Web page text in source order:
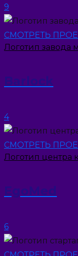
9
СМОТРЕТЬ
Логотип завода
Barlock
4
СМОТРЕТЬ
Логотип центра
EgoMed
6